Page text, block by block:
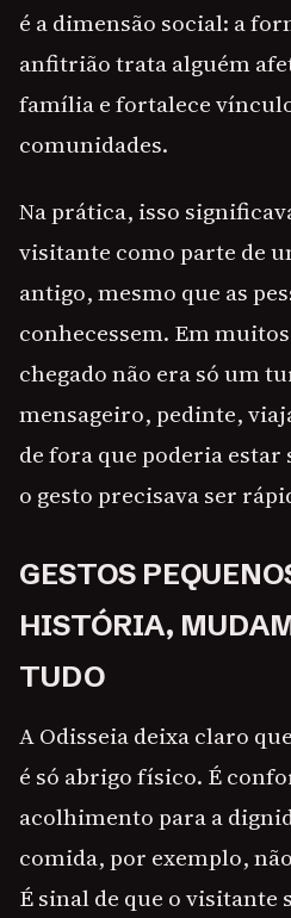
é a dimensão social: a
anfitrião trata alguém
família e fortalece
comunidades.
Na prática, isso
visitante como parte de
antigo, mesmo que as
conhecessem. Em
chegado não era só um
mensageiro, pedinte,
de fora que poderia estar
o gesto precisava ser
GESTOS
HISTÓRIA,
TUDO
A Odisseia deixa claro
é só abrigo físico. É
acolhimento para a
comida, por exemplo,
É sinal de que o